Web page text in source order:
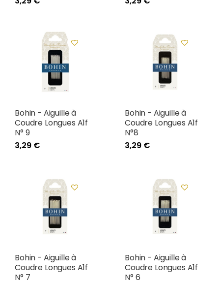
Bohin - Aiguille à
Coudre Longues A1f
N° 9
3,29 €
Bohin - Aiguille à
Coudre Longues A1f
N°8
3,29 €
Bohin - Aiguille à
Coudre Longues A1f
N° 7
Bohin - Aiguille à
Coudre Longues A1f
N° 6